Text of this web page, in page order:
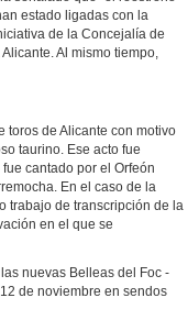
estado ligadas con la
de la Concejalía de
Al mismo tiempo,
toros de Alicante con motivo
taurino. Ese acto fue
cantado por el Orfeón
En el caso de la
trabajo de transcripción de la
en el que se
nuevas Belleas del Foc -
de noviembre en sendos